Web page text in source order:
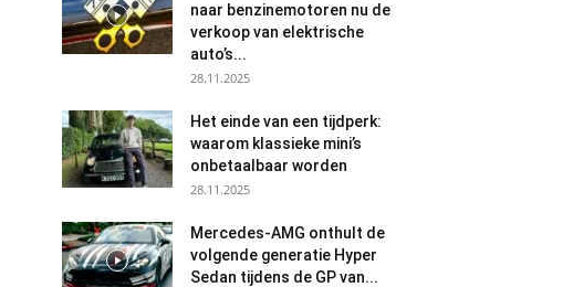
naar benzinemotoren nu de
verkoop van elektrische
auto’s...
28.11.2025
Het einde van een tijdperk:
waarom klassieke mini’s
onbetaalbaar worden
28.11.2025
Mercedes-AMG onthult de
volgende generatie Hyper
Sedan tijdens de GP van...